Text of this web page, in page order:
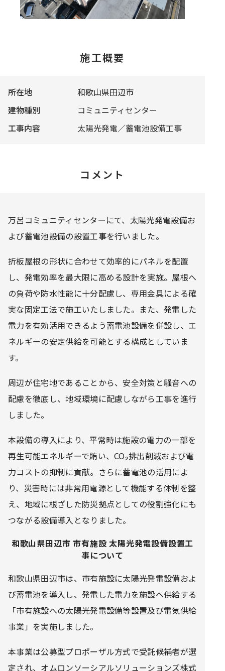
施工概要
所在地
和歌山県田辺市
建物種別
コミュニティセンター
工事内容
太陽光発電／蓄電池設備工事
コメント
万呂コミュニティセンターにて、太陽光発電設備お
よび蓄電池設備の設置工事を行いました。
折板屋根の形状に合わせて効率的にパネルを配置
し、発電効率を最大限に高める設計を実施。屋根へ
の負荷や防水性能に十分配慮し、専用金具による確
実な固定工法で施工いたしました。また、発電した
電力を有効活用できるよう蓄電池設備を併設し、エ
ネルギーの安定供給を可能とする構成としていま
す。
周辺が住宅地であることから、安全対策と騒音への
配慮を徹底し、地域環境に配慮しながら工事を進行
しました。
本設備の導入により、平常時は施設の電力の一部を
再生可能エネルギーで賄い、CO₂排出削減および電
力コストの抑制に貢献。さらに蓄電池の活用によ
り、災害時には非常用電源として機能する体制を整
え、地域に根ざした防災拠点としての役割強化にも
つながる設備導入となりました。
和歌山県田辺市 市有施設 太陽光発電設備設置工
事について
和歌山県田辺市は、市有施設に太陽光発電設備およ
び蓄電池を導入し、発電した電力を施設へ供給する
「市有施設への太陽光発電設備等設置及び電気供給
事業」を実施しました。
本事業は公募型プロポーザル方式で受託候補者が選
定され、オムロンソーシアルソリューションズ株式